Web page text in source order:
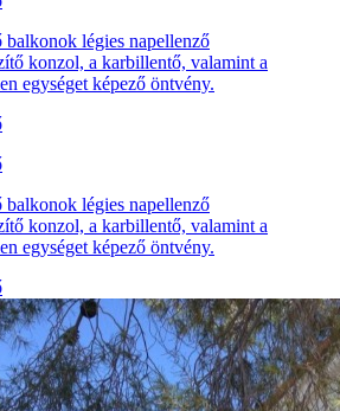
balkonok légies napellenző
konzol, a karbillentő, valamint a
egységet képező öntvény.
balkonok légies napellenző
konzol, a karbillentő, valamint a
egységet képező öntvény.